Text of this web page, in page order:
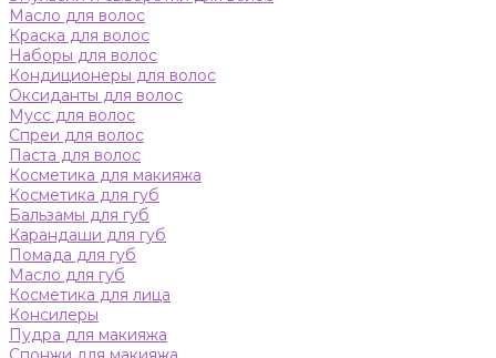
Масло для волос
Краска для волос
Наборы для волос
Кондиционеры для волос
Оксиданты для волос
Мусс для волос
Спреи для волос
Паста для волос
Косметика для макияжа
Косметика для губ
Бальзамы для губ
Карандаши для губ
Помада для губ
Масло для губ
Косметика для лица
Консилеры
Пудра для макияжа